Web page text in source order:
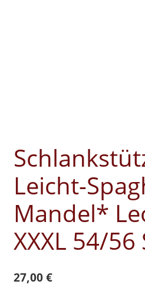
Leicht-
Mandel*
XXXL 54/56
27,00€